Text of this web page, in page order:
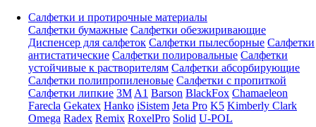
Салфетки и протирочные материалы
Салфетки бумажные Салфетки обезжиривающие
Диспенсер для салфеток Салфетки пылесборные Салфетки
антистатические Салфетки полировальные Салфетки
устойчивые к растворителям Салфетки абсорбирующие
Салфетки полипропиленовые Салфетки с пропиткой
Салфетки липкие 3M A1 Barson BlackFox Chamaeleon
Farecla Gekatex Hanko iSistem Jeta Pro K5 Kimberly Clark
Omega Radex Remix RoxelPro Solid U-POL